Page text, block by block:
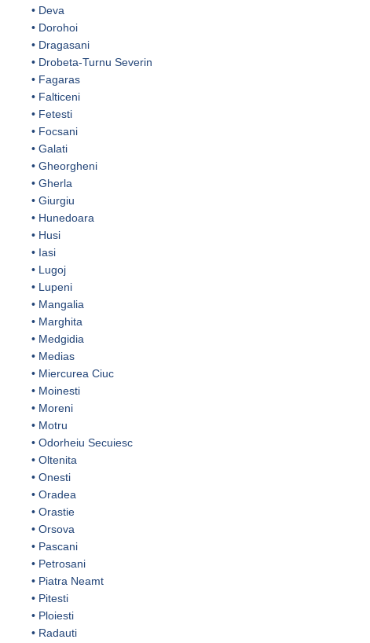
• Deva
• Dorohoi
• Dragasani
• Drobeta-Turnu Severin
• Fagaras
• Falticeni
• Fetesti
• Focsani
• Galati
• Gheorgheni
• Gherla
• Giurgiu
• Hunedoara
• Husi
• Iasi
• Lugoj
• Lupeni
• Mangalia
• Marghita
• Medgidia
• Medias
• Miercurea Ciuc
• Moinesti
• Moreni
• Motru
• Odorheiu Secuiesc
• Oltenita
• Onesti
• Oradea
• Orastie
• Orsova
• Pascani
• Petrosani
• Piatra Neamt
• Pitesti
• Ploiesti
• Radauti